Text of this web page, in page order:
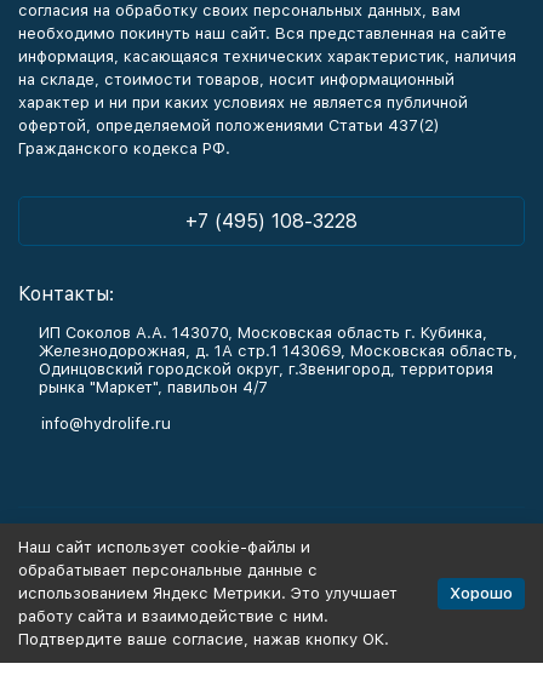
согласия на обработку своих персональных данных, вам
необходимо покинуть наш сайт. Вся представленная на сайте
информация, касающаяся технических характеристик, наличия
на складе, стоимости товаров, носит информационный
характер и ни при каких условиях не является публичной
офертой, определяемой положениями Статьи 437(2)
Гражданского кодекса РФ.
+7 (495) 108-3228
Контакты:
ИП Соколов А.А. 143070, Московская область г. Кубинка,
Железнодорожная, д. 1А стр.1 143069, Московская область,
Одинцовский городской округ, г.Звенигород, территория
рынка "Маркет", павильон 4/7
info@hydrolife.ru
Информация
Политика персональных данных
Наш сайт использует cookie-файлы и
обрабатывает персональные данные с
использованием Яндекс Метрики. Это улучшает
работу сайта и взаимодействие с ним.
Подтвердите ваше согласие, нажав кнопку ОК.
Хорошо